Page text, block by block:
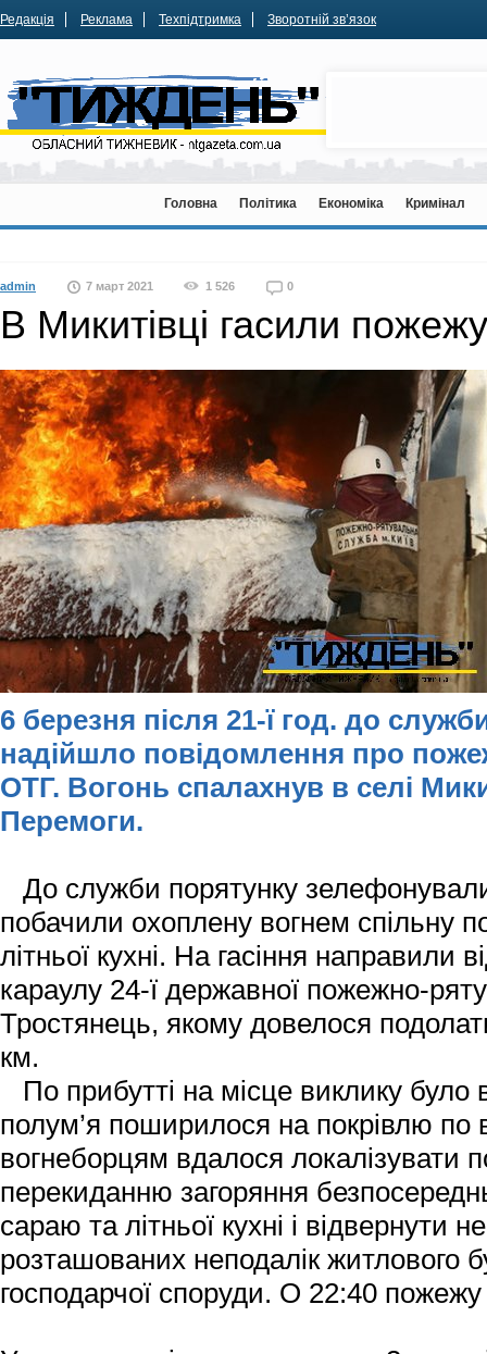
Редакція Реклама Техпідтримка Зворотній зв’язок
Головна Політика Економіка Кримінал
admin 7 март 2021 1 526 0
В Микитівці гасили
6 березня після 21-ї год. до
надійшло повідомлення про
ОТГ. Вогонь спалахнув в селі
Перемоги.
До служби порятунку зелефонували
побачили охоплену вогнем спільну
літньої кухні. На гасіння направили
караулу 24-ї державної пожежно-
Тростянець, якому довелося
км.
По прибутті на місце виклику було
полум’я поширилося на покрівлю по
вогнеборцям вдалося локалізувати
перекиданню загоряння
сараю та літньої кухні і відвернути
розташованих неподалік житлового
господарчої споруди. О 22:40 пожежу